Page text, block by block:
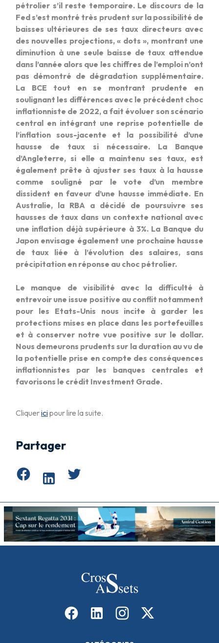
pétrolier s’il reste temporaire. Le discours de la
Fed s’est montré très prudent sur la possibilité de
baisses ultérieures de ses taux directeurs avec
des nouvelles projections, « dots », montrant une
diminution à une seule baisse de taux attendue
dans l’année alors que les chiffres de l’emploi n’ont
pas démontré de dégradation supplémentaire.
La BCE tout en se montrant prudente en
soulignant les différences avec le précédent choc
inflationniste de 2022, a fait évoluer son scénario
central en intégrant une reprise potentielle de
l’inflation sous-jacente et la possibilité d’une
hausse de taux si nécessaire. La Banque
d’Angleterre, si elle a maintenu ses taux, est
également prête à ajuster ses taux à la hausse
comme souligné par le vote d’un membre
dissident en faveur d’une hausse immédiate. En
Australie, la RBA a décidé de poursuivre ses
hausses de taux dans un contexte national avec
une inflation déjà supérieure à 3%. La Banque du
Japon envisage également une prochaine hausse
de taux liée à l’évolution des salaires, sans
précipitation en réponse au choc pétrolier.
Le manque de visibilité avec la difficulté à
entrevoir une issue positive au conflit notamment
pour les Etats-Unis nous incite à garder les
protections mises en place dans les portefeuilles
et à conserver notre vue positive sur le dollar.
Nous demeurons prudents sur la duration au vu de
la potentielle prise en compte des conséquences
inflationnistes par les banques centrales et
favorisons le crédit Investment Grade.
Cliquericipour lire la suite.
Partager